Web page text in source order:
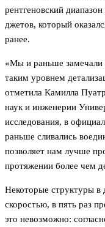
рентгеновский
джетов, который
ранее.
«Мы и раньше замечали
таким уровнем
отметила Камилла
наук и инженерии
исследования, в
раньше сливались
позволяет нам лучше
протяжении более чем
Некоторые структуры в
скоростью, в пять раз
это невозможно: